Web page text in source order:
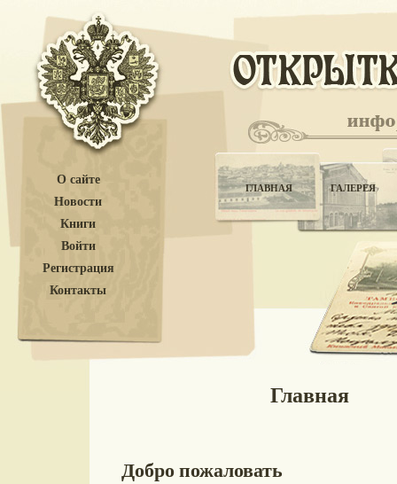
О сайте
Новости
Книги
Войти
Регистрация
Контакты
ГЛАВНАЯ ГАЛЕРЕЯ
Главная
Добро пожаловать